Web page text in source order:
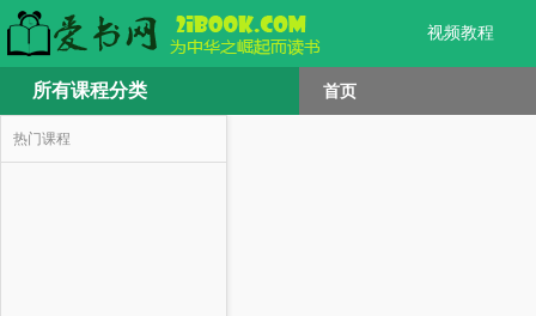
视频教程
所有课程分类 首页
热门课程